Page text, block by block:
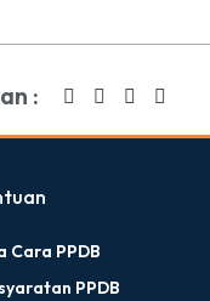
:
Cara PPDB
PPDB